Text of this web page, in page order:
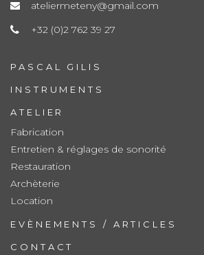
ateliermeteny@gmail.com
+32 (0)2 762 39 27
PASCAL GILIS
INSTRUMENTS
ATELIER
Fabrication
Entretien & réglages de sonorité
Restauration
Archèterie
Location
EVÈNEMENTS / ARTICLES
CONTACT